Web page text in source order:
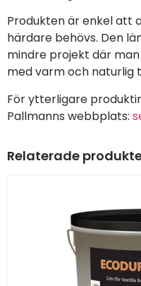
Produkten är enkel att
härdare behövs. Den
mindre projekt där
med varm och naturlig
För ytterligare
Pallmanns webbplats:
Relaterade